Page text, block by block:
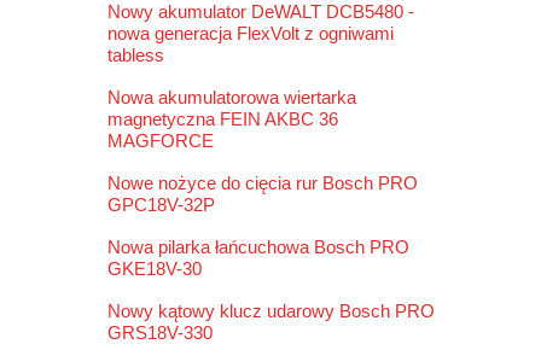
Nowy akumulator DeWALT DCB5480 -
nowa generacja FlexVolt z ogniwami
tabless
Nowa akumulatorowa wiertarka
magnetyczna FEIN AKBC 36
MAGFORCE
Nowe nożyce do cięcia rur Bosch PRO
GPC18V-32P
Nowa pilarka łańcuchowa Bosch PRO
GKE18V-30
Nowy kątowy klucz udarowy Bosch PRO
GRS18V-330